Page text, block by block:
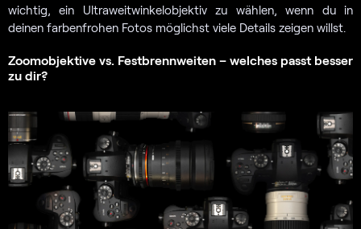
wichtig, ein Ultraweitwinkelobjektiv zu wählen, wenn du in
deinen farbenfrohen Fotos möglichst viele Details zeigen willst.
Zoomobjektive vs. Festbrennweiten – welches passt besser
zu dir?